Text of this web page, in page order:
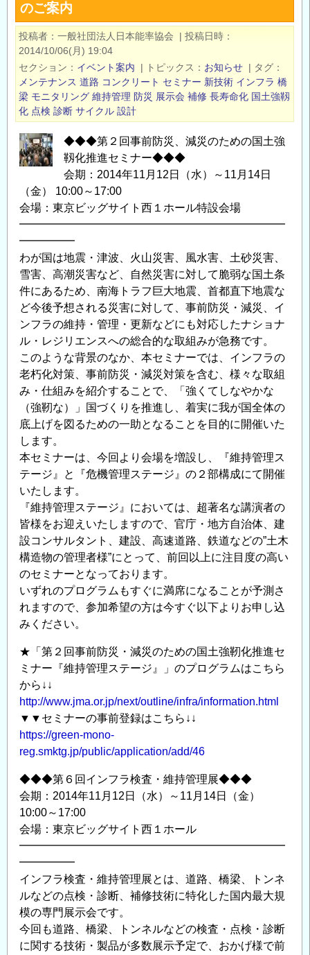
メ
ン
テ
ン
ス
に
す
る
門
展
と
料
セ
ナ
ー
の
ご
案
内
の
のご案内
投稿者 一般社団法人日本能率協会 | 投稿日時
2014/10/06(月) 19:04
セクション
イベント案内 | トピックス お知らせ | タグ
メンテナンス 道路 コンクリート セミナー 新技術 インフラ 橋
梁 モニタリング 維持管理 防災 展示会 補修 長寿命化 国土強靱
化 点検 診断 サイクル 設計
◆◆◆第２回事前防災、減災のための国土強
靱化推進セミナー◆◆◆
会期：2014年11月12日（水）～11月14日
（金） 10:00～17:00
会場：東京ビッグサイト西１ホール特設会場
━━━━━━━━━━━━━━━━━━━━━━━━
━━━━━
わが国は地震・津波、火山災害、風水害、土砂災害、
雪害、高潮災害など、自然災害に対して脆弱な国土条
件にあるため、南海トラフ巨大地震、首都直下地震な
ど今後予想される災害に対して、事前防災・減災、イ
ンフラの維持・管理・更新などにも対応したナショナ
ル・レジリエンスへの総合的な取組みが急務です。
このような背景のなか、本セミナーでは、インフラの
老朽化対策、事前防災・減災対策を含む、様々な取組
み・仕組みを紹介することで、「強くてしなやかな
（強靭な）」国づくりを推進し、着実に我が国全体の
底上げを図るための一助となることを目的に開催いた
します。
本セミナーは、今回より会場を増設し、『維持管理ス
テージ』と『危機管理ステージ』の２部構成にて開催
いたします。
『維持管理ステージ』においては、超著名な講演者の
皆様をお迎えいたしますので、官庁・地方自治体、建
設コンサルタント、建設、高速道路、鉄道などの”土木
構造物の管理者様”にとって、前回以上に注目度の高い
のセミナーとなっております。
いずれのプログラムもすぐに満席になることが予測さ
れますので、参加希望の方は今すぐ以下よりお申し込
みください。
★「第２回事前防災・減災のための国土強靭化推進セ
ミナー『維持管理ステージ』」のプログラムはこちら
から↓↓
http://www.jma.or.jp/next/outline/infra/information.html
▼▼セミナーの事前登録はこちら↓↓
https://green-mono-
reg.smktg.jp/public/application/add/46
◆◆◆第６回インフラ検査・維持管理展◆◆◆
会期：2014年11月12日（水）～11月14日（金）
10:00～17:00
会場：東京ビッグサイト西１ホール
━━━━━━━━━━━━━━━━━━━━━━━━
━━━━━
インフラ検査・維持管理展とは、道路、橋梁、トンネ
ルなどの点検・診断、補修技術に特化した国内最大規
模の専門展示会です。
今回も道路、橋梁、トンネルなどの検査・点検・診断
に関する技術・製品が多数展示予定で、おかげ様で前